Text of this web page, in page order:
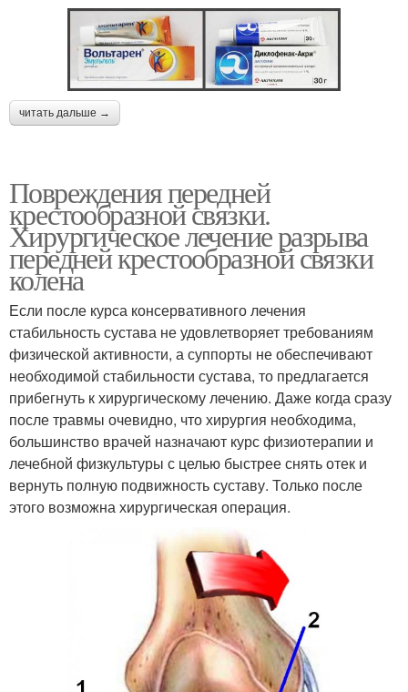
читать дальше →
Повреждения передней
крестообразной связки.
Хирургическое лечение разрыва
передней крестообразной связки
колена
Если после курса консервативного лечения
стабильность сустава не удовлетворяет требованиям
физической активности, а суппорты не обеспечивают
необходимой стабильности сустава, то предлагается
прибегнуть к хирургическому лечению. Даже когда сразу
после травмы очевидно, что хирургия необходима,
большинство врачей назначают курс физиотерапии и
лечебной физкультуры с целью быстрее снять отек и
вернуть полную подвижность суставу. Только после
этого возможна хирургическая операция.